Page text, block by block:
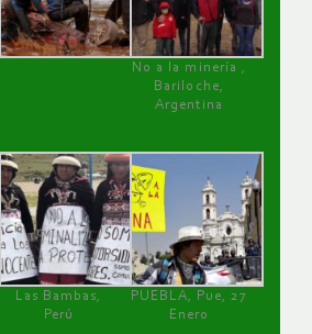
No a la minería ,
Bariloche,
Argentina
Las Bambas,
Perú
PUEBLA, Pue, 27
Enero